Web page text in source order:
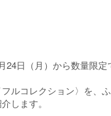
日（月）から数量限定
ルコレクション〉を、
します。